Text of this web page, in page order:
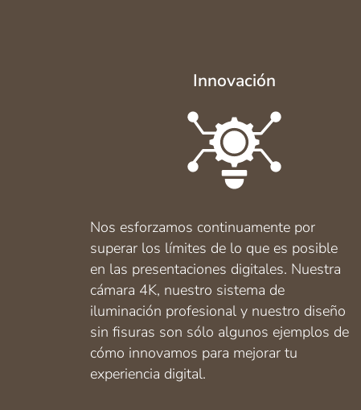
Innovación
Nos esforzamos continuamente por
superar los límites de lo que es posible
en las presentaciones digitales. Nuestra
cámara 4K, nuestro sistema de
iluminación profesional y nuestro diseño
sin fisuras son sólo algunos ejemplos de
cómo innovamos para mejorar tu
experiencia digital.